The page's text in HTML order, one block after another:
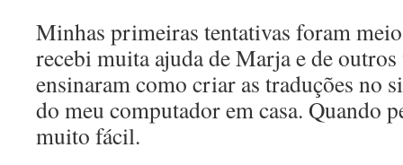
Minhas primeiras tentativas foram meio
recebi muita ajuda de Marja e de
ensinaram como criar as traduções no
do meu computador em casa. Quando
muito fácil.